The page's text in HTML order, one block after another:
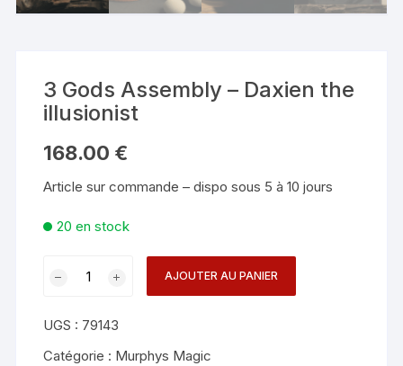
3 Gods Assembly – Daxien the
illusionist
168.00 €
Article sur commande – dispo sous 5 à 10 jours
20 en stock
Gods
Assembly
AJOUTER AU PANIER
UGS : 79143
Catégorie : Murphys Magic